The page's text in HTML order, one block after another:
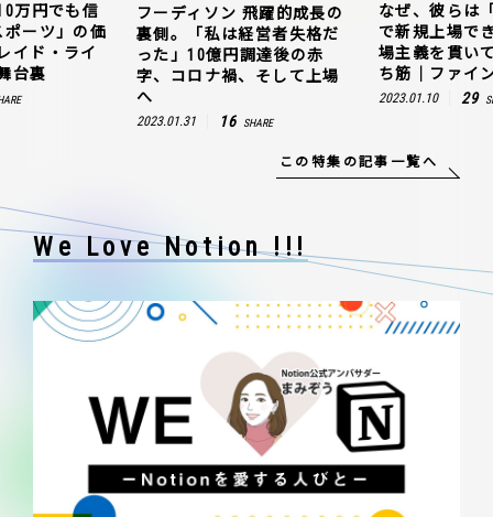
万円でも信
ーツ」の価
イド・ライ
台裏
フーディソン 飛躍的成長の
裏側。「私は経営者失格だ
った」10億円調達後の赤
字、コロナ禍、そして上場
へ
2023.01.31 16 SHARE
なぜ、彼らは
で新規上場で
場主義を貫い
ち筋｜ファイ
2023.01.10 29
この特集の記事一覧へ
We Love Notion !!!